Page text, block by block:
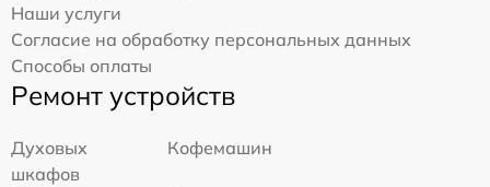
Наши услуги
Согласие на обработку персональных данных
Способы оплаты
Ремонт устройств
Духовых
шкафов
Кофемашин